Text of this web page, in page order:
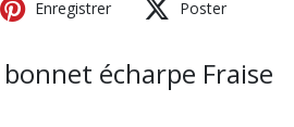
Enregistrer Poster
écharpe Fraise